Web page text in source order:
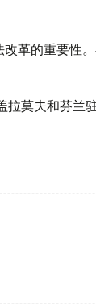
革的重要性
莫夫和芬兰